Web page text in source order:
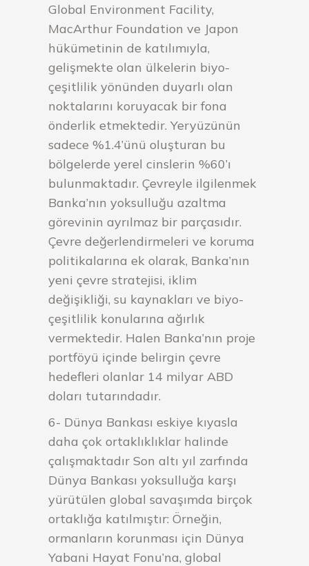
Global Environment Facility,
MacArthur Foundation ve Japon
hükümetinin de katılımıyla,
gelişmekte olan ülkelerin biyo-
çeşitlilik yönünden duyarlı olan
noktalarını koruyacak bir fona
önderlik etmektedir. Yeryüzünün
sadece %1.4’ünü oluşturan bu
bölgelerde yerel cinslerin %60’ı
bulunmaktadır. Çevreyle ilgilenmek
Banka’nın yoksulluğu azaltma
görevinin ayrılmaz bir parçasıdır.
Çevre değerlendirmeleri ve koruma
politikalarına ek olarak, Banka’nın
yeni çevre stratejisi, iklim
değişikliği, su kaynakları ve biyo-
çeşitlilik konularına ağırlık
vermektedir. Halen Banka’nın proje
portföyü içinde belirgin çevre
hedefleri olanlar 14 milyar ABD
doları tutarındadır.
6- Dünya Bankası eskiye kıyasla
daha çok ortaklıklıklar halinde
çalışmaktadır Son altı yıl zarfında
Dünya Bankası yoksulluğa karşı
yürütülen global savaşımda birçok
ortaklığa katılmıştır: Örneğin,
ormanların korunması için Dünya
Yabani Hayat Fonu’na, global